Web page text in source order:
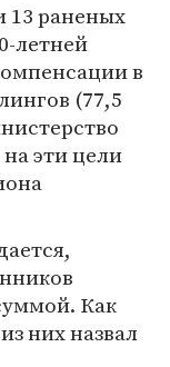
13 раненых
летней
в
(77,5
эти цели
Как
них назвал